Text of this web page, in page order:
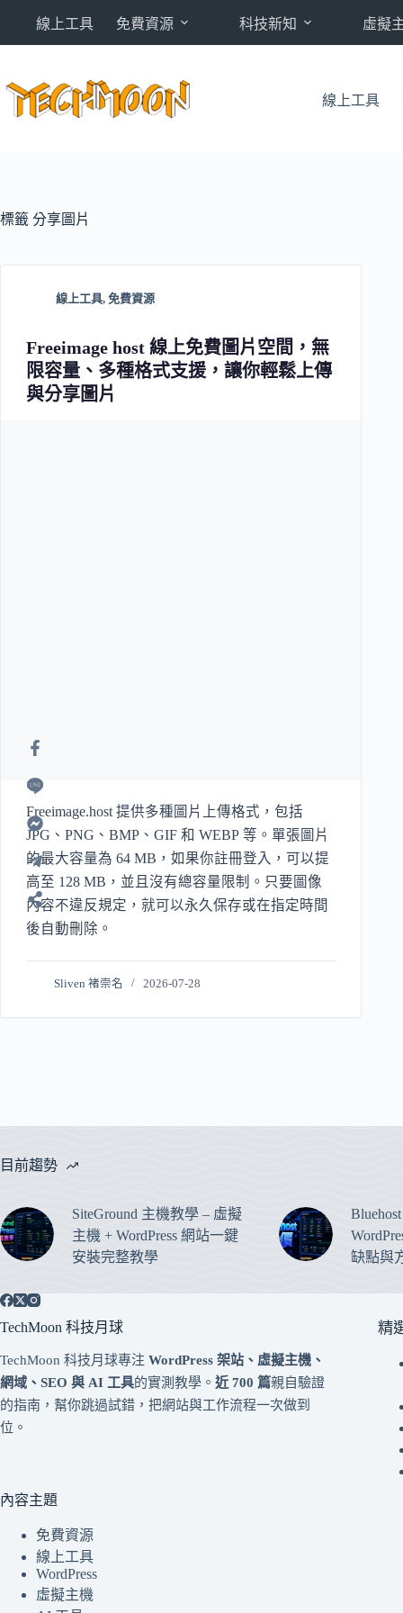
內
線上工具 免費資源 科技新知 虛擬
線上工具
標籤 分享圖片
線上工具, 免費資源
Freeimage host 線上免費圖片空間，無
限容量、多種格式支援，讓你輕鬆上傳
與分享圖片
Freeimage.host 提供多種圖片上傳格式，包括
JPG、PNG、BMP、GIF 和 WEBP 等。單張圖片
的最大容量為 64 MB，如果你註冊登入，可以提
高至 128 MB，並且沒有總容量限制。只要圖像
內容不違反規定，就可以永久保存或在指定時間
後自動刪除。
Sliven 褚崇名 2026-07-28
目前趨勢
SiteGround 主機教學 – 虛擬
主機 + WordPress 網站一鍵
安裝完整教學
缺點與
TechMoon 科技月球
TechMoon 科技月球專注 WordPress 架站、虛擬主機、
網域、SEO 與 AI 工具的實測教學。 近 700 篇親自驗證
的指南，幫你跳過試錯，把網站與工作流程一次做到
位。
內容主題
免費資源
線上工具
WordPress
虛擬主機
精